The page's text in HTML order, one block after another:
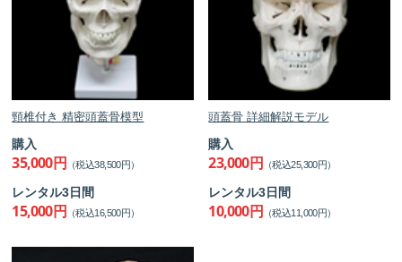
頸椎付き 精密頭蓋骨模型
購入
35,000円 （税込38,500円）
レンタル3日間
15,000円 （税込16,500円）
頭蓋骨 詳細解説モデル
購入
23,000円 （税込25,300円）
レンタル3日間
10,000円 （税込11,000円）